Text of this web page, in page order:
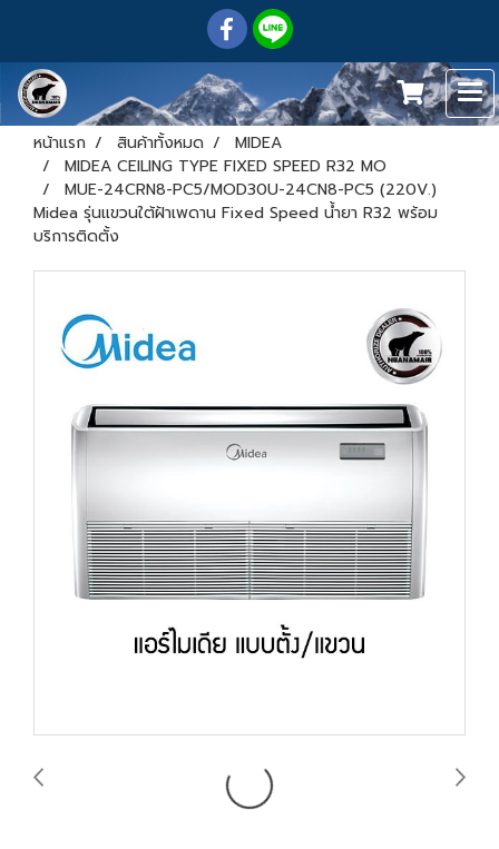
หน้าแรก สินค้าทั้งหมด
MIDEA
MIDEA CEILING TYPE FIXED SPEED R32 MO
MUE-24CRN8-PC5/MOD30U-24CN8-PC5 (220V.)
Midea รุ่นแขวนใต้ฝ้าเพดาน Fixed Speed น้ำยา R32 พร้อม
บริการติดตั้ง